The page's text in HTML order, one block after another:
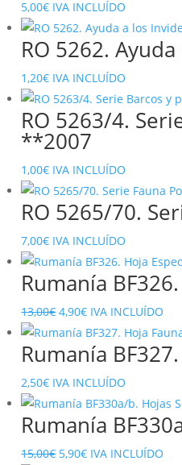
5,00€ IVA INCLUÍDO
RO 5262.
1,20€ IVA INCLUÍDO
RO 5263/4.
**2007
1,00€ IVA INCLUÍDO
RO 5265/70.
7,00€ IVA INCLUÍDO
Rumanía
13,00€El
precio
original
4,90€El
precio
actual
IVA INCLUÍDO
Rumanía
2,50€ IVA INCLUÍDO
Rumanía
15,00€ El
5,90€ElIVA INCLUÍDO